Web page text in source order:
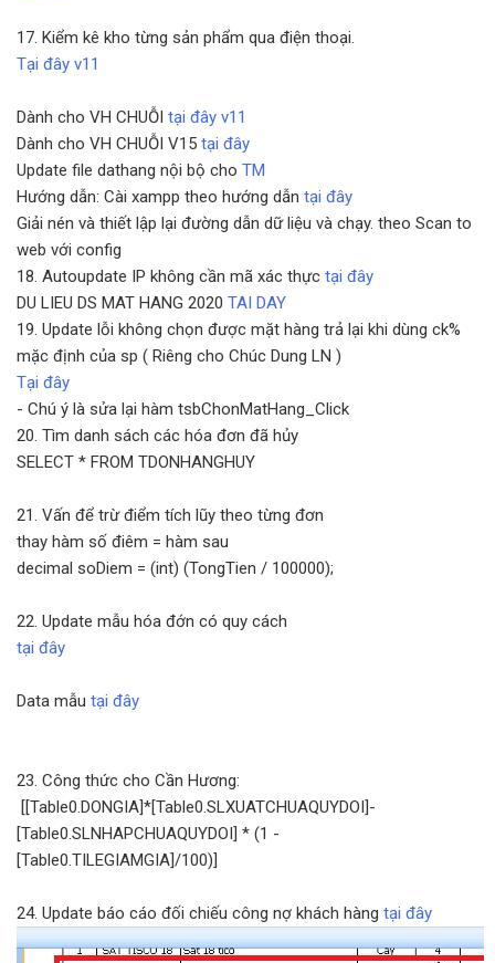
17. Kiểm kê kho từng sản phẩm qua điện thoại.
Tại đây v11
Dành cho VH CHUỖI tại đây v11
Dành cho VH CHUỖI V15 tại đây
Update file dathang nội bộ cho TM
Hướng dẫn: Cài xampp theo hướng dẫn tại đây
Giải nén và thiết lập lại đường dẫn dữ liệu và chạy. theo Scan to
web với config
18. Autoupdate IP không cần mã xác thực tại đây
DU LIEU DS MAT HANG 2020 TAI DAY
19. Update lỗi không chọn được mặt hàng trả lại khi dùng ck%
mặc định của sp ( Riêng cho Chúc Dung LN )
Tại đây
- Chú ý là sửa lại hàm tsbChonMatHang_Click
20. Tìm danh sách các hóa đơn đã hủy
SELECT * FROM TDONHANGHUY
21. Vấn để trừ điểm tích lũy theo từng đơn
thay hàm số điêm = hàm sau
decimal soDiem = (int) (TongTien / 100000);
22. Update mẫu hóa đớn có quy cách
tại đây
Data mẫu tại đây
23. Công thức cho Cần Hương:
[[Table0.DONGIA]*[Table0.SLXUATCHUAQUYDOI]-
[Table0.SLNHAPCHUAQUYDOI] * (1 -
[Table0.TILEGIAMGIA]/100)]
24. Update báo cáo đối chiếu công nợ khách hàng tại đây